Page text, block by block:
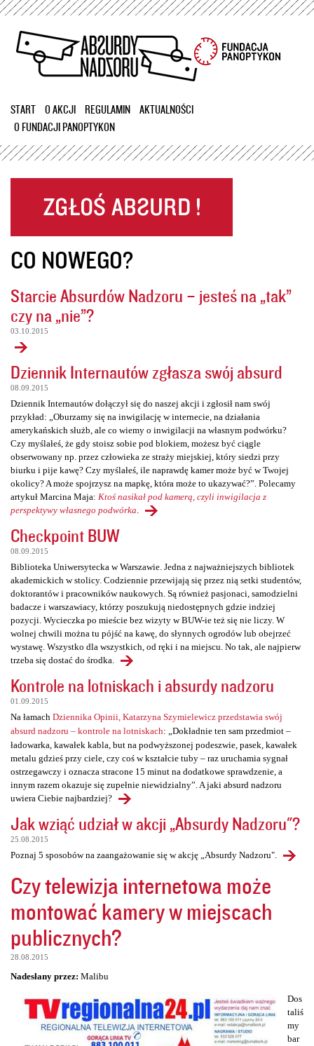
Przejdź
treści
START O AKCJI REGULAMIN
AKTUALNOŚCI
O FUNDACJI PANOPTYKON
CO NOWEGO?
Starcie Absurdów Nadzoru – jesteś na „tak”
czy na „nie”?
03.10.2015
Dziennik Internautów zgłasza swój absurd
08.09.2015
Dziennik Internautów dołączył się do naszej akcji i zgłosił nam swój
przykład: „Oburzamy się na inwigilację w internecie, na działania
amerykańskich służb, ale co wiemy o inwigilacji na własnym podwórku?
Czy myślałeś, że gdy stoisz sobie pod blokiem, możesz być ciągle
obserwowany np. przez człowieka ze straży miejskiej, który siedzi przy
biurku i pije kawę? Czy myślałeś, ile naprawdę kamer może być w Twojej
okolicy? A może spojrzysz na mapkę, która może to ukazywać?”. Polecamy
artykuł Marcina Maja: Ktoś nasikał pod kamerą, czyli inwigilacja z
perspektywy własnego podwórka
Checkpoint BUW
08.09.2015
Biblioteka Uniwersytecka w Warszawie. Jedna z najważniejszych bibliotek
akademickich w stolicy. Codziennie przewijają się przez nią setki studentów,
doktorantów i pracowników naukowych. Są również pasjonaci, samodzielni
badacze i warszawiacy, którzy poszukują niedostępnych gdzie indziej
pozycji. Wycieczka po mieście bez wizyty w BUW-ie też się nie liczy. W
wolnej chwili można tu pójść na kawę, do słynnych ogrodów lub obejrzeć
wystawę. Wszystko dla wszystkich, od ręki i na miejscu. No tak, ale najpierw
trzeba się dostać do środka.
Kontrole na lotniskach i absurdy nadzoru
01.09.2015
Na łamach Dziennika Opinii, Katarzyna Szymielewicz przedstawia swój
absurd nadzoru – kontrole na lotniskach: „Dokładnie ten sam przedmiot –
ładowarka, kawałek kabla, but na podwyższonej podeszwie, pasek, kawałek
metalu gdzieś przy ciele, czy coś w kształcie tuby – raz uruchamia sygnał
ostrzegawczy i oznacza stracone 15 minut na dodatkowe sprawdzenie, a
innym razem okazuje się zupełnie niewidzialny”. A jaki absurd nadzoru
uwiera Ciebie najbardziej?
Jak wziąć udział w akcji „Absurdy Nadzoru"?
25.08.2015
Poznaj 5 sposobów na zaangażowanie się w akcję „Absurdy Nadzoru".
Czy telewizja internetowa może
montować kamery w miejscach
publicznych?
28.08.2015
Nadesłany przez: Malibu
Dos
taliś
my
bar